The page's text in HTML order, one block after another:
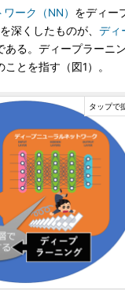
ーク（NN） をディー
深くしたものが、 ディ
ある。ディープラーニ
とを指す（図1）。